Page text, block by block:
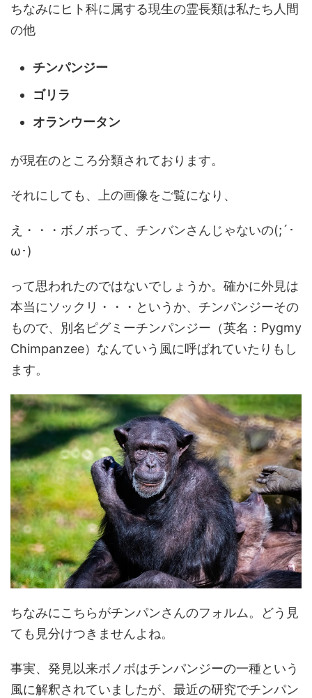
ちなみにヒト科に属する現生の霊長類は私たち人間
の他
チンパンジー
ゴリラ
オランウータン
が現在のところ分類されております。
それにしても、上の画像をご覧になり、
え・・・ボノボって、チンバンさんじゃないの(;´･
ω･)
って思われたのではないでしょうか。確かに外見は
本当にソックリ・・・というか、チンパンジーその
もので、別名ピグミーチンパンジー（英名：Pygmy
Chimpanzee）なんていう風に呼ばれていたりもし
ます。
ちなみにこちらがチンパンさんのフォルム。どう見
ても見分けつきませんよね。
事実、発見以来ボノボはチンパンジーの一種という
風に解釈されていましたが、最近の研究でチンパン